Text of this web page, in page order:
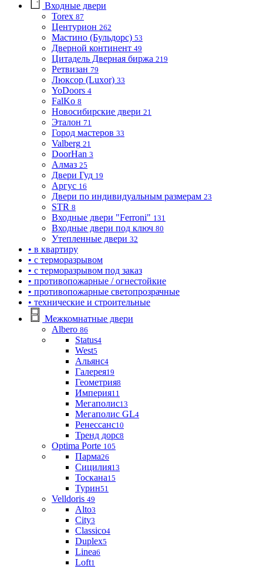
Входные двери
Torex 87
Центурион 262
Мастино (Бульдорс) 53
Дверной континент 49
Цитадель Дверная биржа 219
Ретвизан 79
Люксор (Luxor) 33
YoDoors 4
FalKo 8
Новосибирские двери 21
Эталон 71
Город мастеров 33
Valberg 21
DoorHan 3
Алмаз 25
Двери Гуд 19
Аргус 16
Двери по индивидуальным размерам 23
STR 8
Входные двери "Ferroni" 131
Входные двери под ключ 80
Утепленные двери 32
• в квартиру
• с терморазрывом
• с терморазрывом под заказ
• противопожарные / огнестойкие
• противопожарные светопрозрачные
• технические и строительные
Межкомнатные двери
Albero 86
Status4
West5
Альянс4
Галерея19
Геометрия8
Империя11
Мегаполис13
Мегаполис GL4
Ренессанс10
Тренд дорс8
Optima Porte 105
Парма26
Сицилия13
Тоскана15
Турин51
Velldoris 49
Alto3
City3
Classico4
Duplex5
Linea6
Loft1